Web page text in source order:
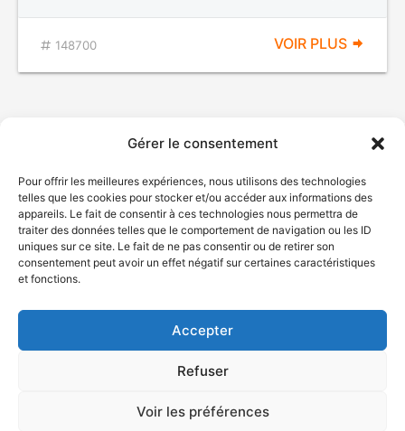
Gérer le consentement
Pour offrir les meilleures expériences, nous utilisons des technologies
telles que les cookies pour stocker et/ou accéder aux informations des
appareils. Le fait de consentir à ces technologies nous permettra de
traiter des données telles que le comportement de navigation ou les ID
uniques sur ce site. Le fait de ne pas consentir ou de retirer son
consentement peut avoir un effet négatif sur certaines caractéristiques
et fonctions.
Accepter
Refuser
Voir les préférences
148700 VOIR PLUS
© Gouvernement du Québec, 2026
Plan du site
Accessibilité
Accès à l'information
Déclaration de services